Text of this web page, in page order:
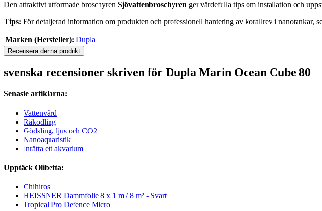
Den attraktivt utformade broschyren Sjövattenbroschyren ger värdefulla tips om installation och
Tips: För detaljerad information om produkten och professionell hantering av korallrev i nanotankar,
Marken (Hersteller): Dupla
Recensera denna produkt
svenska recensioner skriven för Dupla Marin Ocean Cube 80
Senaste artiklarna:
Vattenvård
Räkodling
Gödsling, ljus och CO2
Nanoaquaristik
Inrätta ett akvarium
Upptäck Olibetta:
Chihiros
HEISSNER Dammfolie 8 x 1 m / 8 m² - Svart
Tropical Pro Defence Micro